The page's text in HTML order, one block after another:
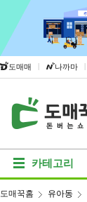
도매매 | 나까마 |
카테고리
도매꾹홈 유아동